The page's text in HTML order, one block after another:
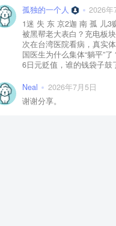
孤独的一个人 2026年
1迷 失 东 京2迦 南 孤 儿3
被黑帮老大表白？充电板
次在台湾医院看病，真实
国医生为什么集体“躺平”了
6日元贬值，谁的钱袋子鼓
【下】9神 佑 之 地10不
美 国12独 自 等 待13中国
廷，阿根廷人怎么看？【独
Neal 2026年7月5日
谢谢分享。